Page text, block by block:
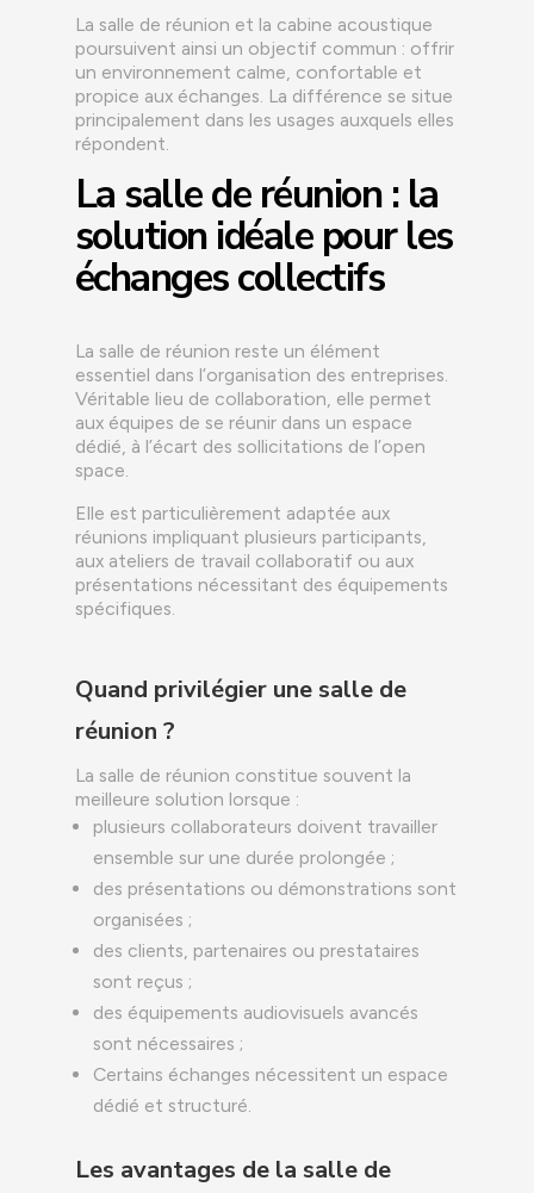
La salle de réunion et la cabine acoustique
poursuivent ainsi un objectif commun : offrir
un environnement calme, confortable et
propice aux échanges. La différence se situe
principalement dans les usages auxquels elles
répondent.
La salle de réunion : la
solution idéale pour les
échanges collectifs
La salle de réunion reste un élément
essentiel dans l’organisation des entreprises.
Véritable lieu de collaboration, elle permet
aux équipes de se réunir dans un espace
dédié, à l’écart des sollicitations de l’open
space.
Elle est particulièrement adaptée aux
réunions impliquant plusieurs participants,
aux ateliers de travail collaboratif ou aux
présentations nécessitant des équipements
spécifiques.
Quand privilégier une salle de
réunion ?
La salle de réunion constitue souvent la
meilleure solution lorsque :
plusieurs collaborateurs doivent travailler
ensemble sur une durée prolongée ;
des présentations ou démonstrations sont
organisées ;
des clients, partenaires ou prestataires
sont reçus ;
des équipements audiovisuels avancés
sont nécessaires ;
Certains échanges nécessitent un espace
dédié et structuré.
Les avantages de la salle de